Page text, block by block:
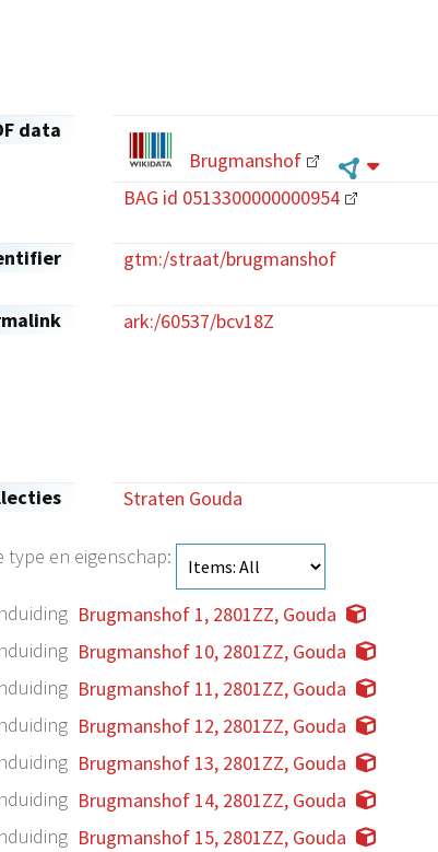
data
Brugmanshof
BAG id 0513300000000954
gtm:/straat/brugmanshof
ark:/60537/bcv18Z
Straten Gouda
type en eigenschap:
Brugmanshof 1, 2801ZZ, Gouda
Brugmanshof 10, 2801ZZ, Gouda
Brugmanshof 11, 2801ZZ, Gouda
Brugmanshof 12, 2801ZZ, Gouda
Brugmanshof 13, 2801ZZ, Gouda
Brugmanshof 14, 2801ZZ, Gouda
Brugmanshof 15, 2801ZZ, Gouda